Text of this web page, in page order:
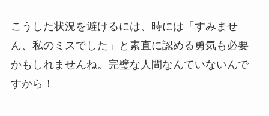
こうした状況を避けるには、時には「すみませ
ん、私のミスでした」と素直に認める勇気も必要
かもしれませんね。完璧な人間なんていないんで
すから！